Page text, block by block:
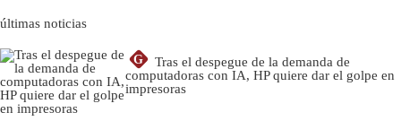
últimas noticias
G
Tras el despegue de la demanda de
computadoras con IA, HP quiere dar el golpe en
impresoras